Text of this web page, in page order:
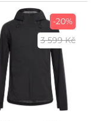
-20%
3 599 Kč